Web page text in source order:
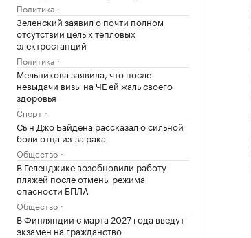
Политика
Зеленский заявил о почти полном
отсутствии целых тепловых
электростанций
Политика
Мельникова заявила, что после
невыдачи визы на ЧЕ ей жаль своего
здоровья
Спорт
Сын Джо Байдена рассказал о сильной
боли отца из-за рака
Общество
В Геленджике возобновили работу
пляжей после отмены режима
опасности БПЛА
Общество
В Финляндии с марта 2027 года введут
экзамен на гражданство